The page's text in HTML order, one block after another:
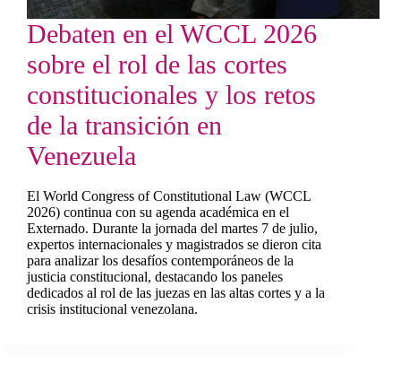
Debaten en el WCCL 2026
sobre el rol de las cortes
constitucionales y los retos
de la transición en
Venezuela
El World Congress of Constitutional Law (WCCL
2026) continua con su agenda académica en el
Externado. Durante la jornada del martes 7 de julio,
expertos internacionales y magistrados se dieron cita
para analizar los desafíos contemporáneos de la
justicia constitucional, destacando los paneles
dedicados al rol de las juezas en las altas cortes y a la
crisis institucional venezolana.